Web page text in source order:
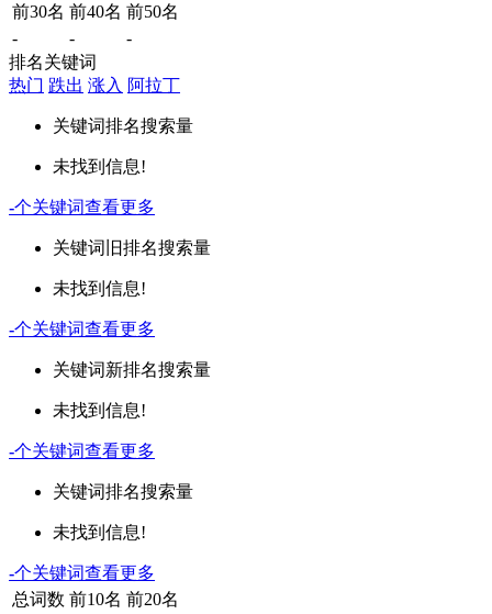
前30名 前40名 前50名
-
-
-
排名关键词
热门 跌出 涨入 阿拉丁
关键词排名搜索量
未找到信息!
-个关键词查看更多
关键词 旧排名搜索量
未找到信息!
-个关键词查看更多
关键词新排名搜索量
未找到信息!
-个关键词查看更多
关键词排名搜索量
未找到信息!
-个关键词查看更多
总词数 前10名 前20名